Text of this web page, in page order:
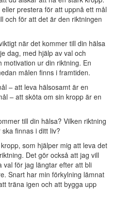
prestera för att uppnå ett mål
och för att det är den riktningen
när det kommer till din hälsa
dag, med hjälp av val och
motivation ur din riktning. En
målen finns i framtiden.
– att leva hälsosamt är en
– att sköta om sin kropp är en
till din hälsa? Vilken riktning
finnas i ditt liv?
som hjälper mig att leva det
Det gör också att jag vill
val för jag längtar efter att bli
Snart har min förkylning lämnat
träna igen och att bygga upp